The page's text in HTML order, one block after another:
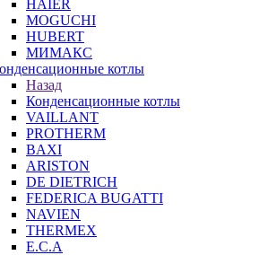
HAIER
MOGUCHI
HUBERT
МИМАКС
котлы
Назад
Конденсационные котлы
VAILLANT
PROTHERM
BAXI
ARISTON
DE DIETRICH
FEDERICA BUGATTI
NAVIEN
THERMEX
E.C.A